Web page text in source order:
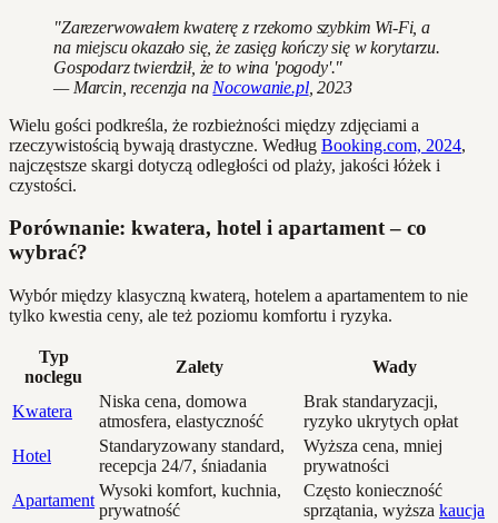
"Zarezerwowałem kwaterę z rzekomo szybkim Wi-Fi, a
na miejscu okazało się, że zasięg kończy się w korytarzu.
Gospodarz twierdził, że to wina 'pogody'."
— Marcin, recenzja na Nocowanie.pl, 2023
Wielu gości podkreśla, że rozbieżności między zdjęciami a
rzeczywistością bywają drastyczne. Według Booking.com, 2024,
najczęstsze skargi dotyczą odległości od plaży, jakości łóżek i
czystości.
Porównanie: kwatera, hotel i apartament – co
wybrać?
Wybór między klasyczną kwaterą, hotelem a apartamentem to nie
tylko kwestia ceny, ale też poziomu komfortu i ryzyka.
Typ
noclegu
Zalety Wady
Kwatera
Niska cena, domowa
atmosfera, elastyczność
Brak standaryzacji,
ryzyko ukrytych opłat
Hotel
Standaryzowany standard,
recepcja 24/7, śniadania
Wyższa cena, mniej
prywatności
Apartament
Wysoki komfort, kuchnia,
prywatność
Często konieczność
sprzątania, wyższa kaucja